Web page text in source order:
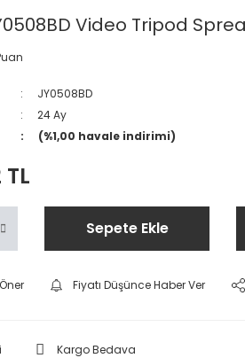
Video Tripod
JY0508BD
24 Ay
(%1,00 havale indirimi)
Sepete Ekle
Fiyatı Düşünce Haber Ver
Kargo Bedava